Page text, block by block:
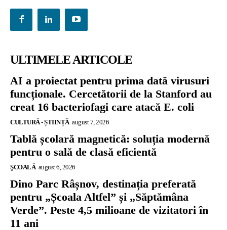
ULTIMELE ARTICOLE
AI a proiectat pentru prima dată virusuri
funcționale. Cercetătorii de la Stanford au
creat 16 bacteriofagi care atacă E. coli
CULTURĂ - ȘTIINȚĂ august 7, 2026
Tablă școlară magnetică: soluția modernă
pentru o sală de clasă eficientă
ŞCOALĂ august 6, 2026
Dino Parc Râșnov, destinația preferată
pentru „Școala Altfel” și „Săptămâna
Verde”. Peste 4,5 milioane de vizitatori în
11 ani